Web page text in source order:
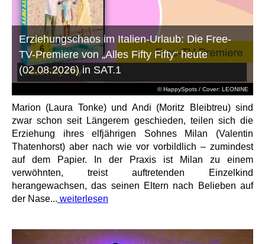
© HappySpots / Cover: LEONINE
Erziehungschaos im Italien-Urlaub: Die Free-
TV-Premiere von „Alles Fifty Fifty“ heute
(02.08.2026) in SAT.1
Marion (Laura Tonke) und Andi (Moritz Bleibtreu) sind
zwar schon seit Längerem geschieden, teilen sich die
Erziehung ihres elfjährigen Sohnes Milan (Valentin
Thatenhorst) aber nach wie vor vorbildlich – zumindest
auf dem Papier. In der Praxis ist Milan zu einem
verwöhnten, treist auftretenden Einzelkind
herangewachsen, das seinen Eltern nach Belieben auf
der Nase... weiterlesen